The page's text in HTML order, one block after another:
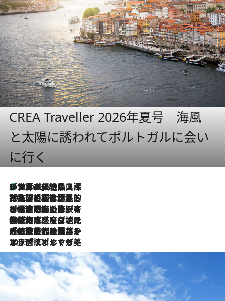
CREA Traveller 2026年夏号 海風
と太陽に誘われてポルトガルに会い
に行く
2026.8.8
リスボンの絶品スイーツ「パステル・デ・ナタ」とは？ポルトガル伝統の奥深い世界へ
2026.7.27
「私の祖国はポルトガル語です」国民的詩人フェルナンド・ペソアと、彼が愛した文学の街を歩く
2026.7.26
ポルトガル近海が育む極上の海の幸。キリリと冷えた白ワインと愉しむ、シーフード専門店の贅沢
2026.7.22
伝統の味をモダンに昇華。高感度な地元客が集う、リスボンの最旬ガストロノミー
2026.7.21
大航海時代の栄華から、震災、独裁、そして革命へ。ポルトガル・首都リスボンの石畳に刻まれた「歴史の光と影」
2026.7.13
エッセイ・ヤマザキマリ「慎ましくも美しき国 ポルトガル」